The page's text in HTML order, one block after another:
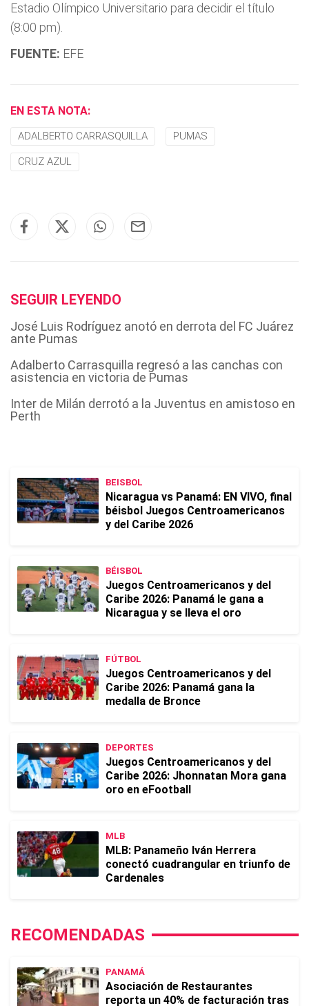
Estadio Olímpico Universitario para decidir el título
(8:00 pm).
FUENTE: EFE
EN ESTA NOTA:
ADALBERTO CARRASQUILLA PUMAS
CRUZ AZUL
SEGUIR LEYENDO
José Luis Rodríguez anotó en derrota del FC Juárez
ante Pumas
Adalberto Carrasquilla regresó a las canchas con
asistencia en victoria de Pumas
Inter de Milán derrotó a la Juventus en amistoso en
Perth
BEISBOL
Nicaragua vs Panamá: EN VIVO, final
béisbol Juegos Centroamericanos
y del Caribe 2026
BÉISBOL
Juegos Centroamericanos y del
Caribe 2026: Panamá le gana a
Nicaragua y se lleva el oro
FÚTBOL
Juegos Centroamericanos y del
Caribe 2026: Panamá gana la
medalla de Bronce
DEPORTES
Juegos Centroamericanos y del
Caribe 2026: Jhonnatan Mora gana
oro en eFootball
MLB
MLB: Panameño Iván Herrera
conectó cuadrangular en triunfo de
Cardenales
RECOMENDADAS
PANAMÁ
Asociación de Restaurantes
reporta un 40% de facturación tras